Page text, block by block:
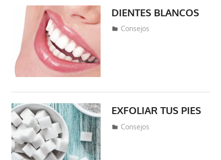
DIENTES BLANCOS
mayo 14, 2019
fraferto2
Consejos
EXFOLIAR TUS PIES
mayo 12, 2019
fraferto2
Consejos